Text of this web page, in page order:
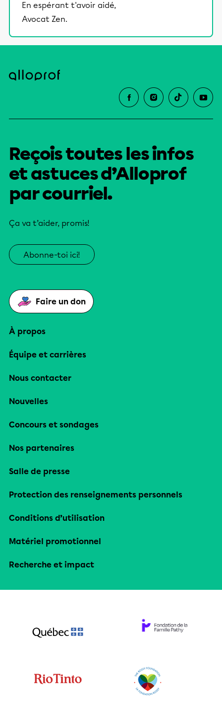
En espérant t'avoir aidé,
Avocat Zen.
Reçois toutes les infos
et astuces d’Alloprof
par courriel.
Ça va t’aider, promis!
Abonne-toi ici!
Faire un don
À propos
Équipe et carrières
Nous contacter
Nouvelles
Concours et sondages
Nos partenaires
Salle de presse
Protection des renseignements personnels
Conditions d’utilisation
Matériel promotionnel
Recherche et impact